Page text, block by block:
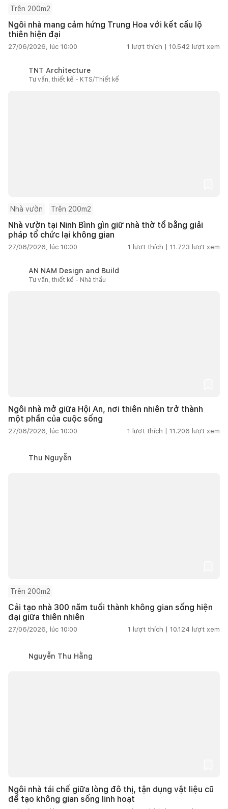
Trên 200m2
Ngôi nhà mang cảm hứng Trung Hoa với kết cấu lộ
thiên hiện đại
27/06/2026, lúc 10:00 1 lượt thích | 10.542 lượt xem
TNT Architecture
Tư vấn, thiết kế - KTS/Thiết kế
Nhà vườn Trên 200m2
Nhà vườn tại Ninh Bình gìn giữ nhà thờ tổ bằng giải
pháp tổ chức lại không gian
27/06/2026, lúc 10:00 1 lượt thích | 11.723 lượt xem
AN NAM Design and Build
Tư vấn, thiết kế - Nhà thầu
Ngôi nhà mở giữa Hội An, nơi thiên nhiên trở thành
một phần của cuộc sống
27/06/2026, lúc 10:00 1 lượt thích | 11.206 lượt xem
Thu Nguyễn
Trên 200m2
Cải tạo nhà 300 năm tuổi thành không gian sống hiện
đại giữa thiên nhiên
27/06/2026, lúc 10:00 1 lượt thích | 10.124 lượt xem
Nguyễn Thu Hằng
Ngôi nhà tái chế giữa lòng đô thị, tận dụng vật liệu cũ
để tạo không gian sống linh hoạt